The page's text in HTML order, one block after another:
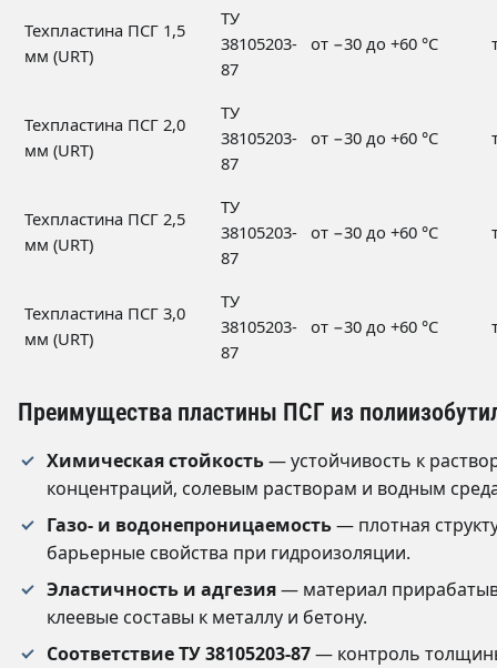
Техпластина ПСГ 1,5
мм (URT)
ТУ
38105203-
87
от −30 до +60 °C
Техпластина ПСГ 2,0
мм (URT)
ТУ
38105203-
87
от −30 до +60 °C
Техпластина ПСГ 2,5
мм (URT)
ТУ
38105203-
87
от −30 до +60 °C
Техпластина ПСГ 3,0
мм (URT)
ТУ
38105203-
87
от −30 до +60 °C
Преимущества пластины ПСГ из
Химическая стойкость— устойчивость к
концентраций, солевым растворам и водным
Газо- и водонепроницаемость— плотная
барьерные свойства при гидроизоляции.
Эластичность и адгезия— материал
клеевые составы к металлу и бетону.
Соответствие ТУ 38105203-87— контроль